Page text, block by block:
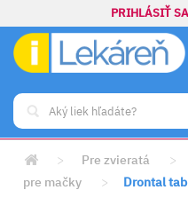
PRIHLÁSIŤ SA
> Pre zvieratá >
pre mačky
> Drontal